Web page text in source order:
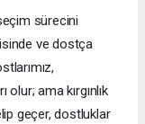
sürecini
ve dostça
olur; ama kırgınlık
geçer, dostluklar